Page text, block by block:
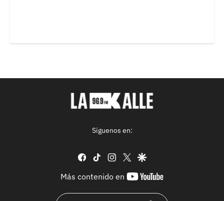
Síguenos en:
facebook
tiktok instagram
twittergoogle
Más contenido en
youtube-